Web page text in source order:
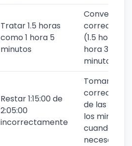
Tratar 1.5 horas
como 1 hora 5
minutos
Convertir
(1.5 horas = 1
hora 30
minutos)
Restar 1:15:00 de
2:05:00
incorrectamente
Tomar
de las
los minutos
cuando sea
necesario